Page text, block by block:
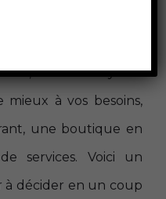
connaître votre
a ses forces et ses
nous analysons
à vos besoins,
une boutique en
services. Voici un
à décider en un coup